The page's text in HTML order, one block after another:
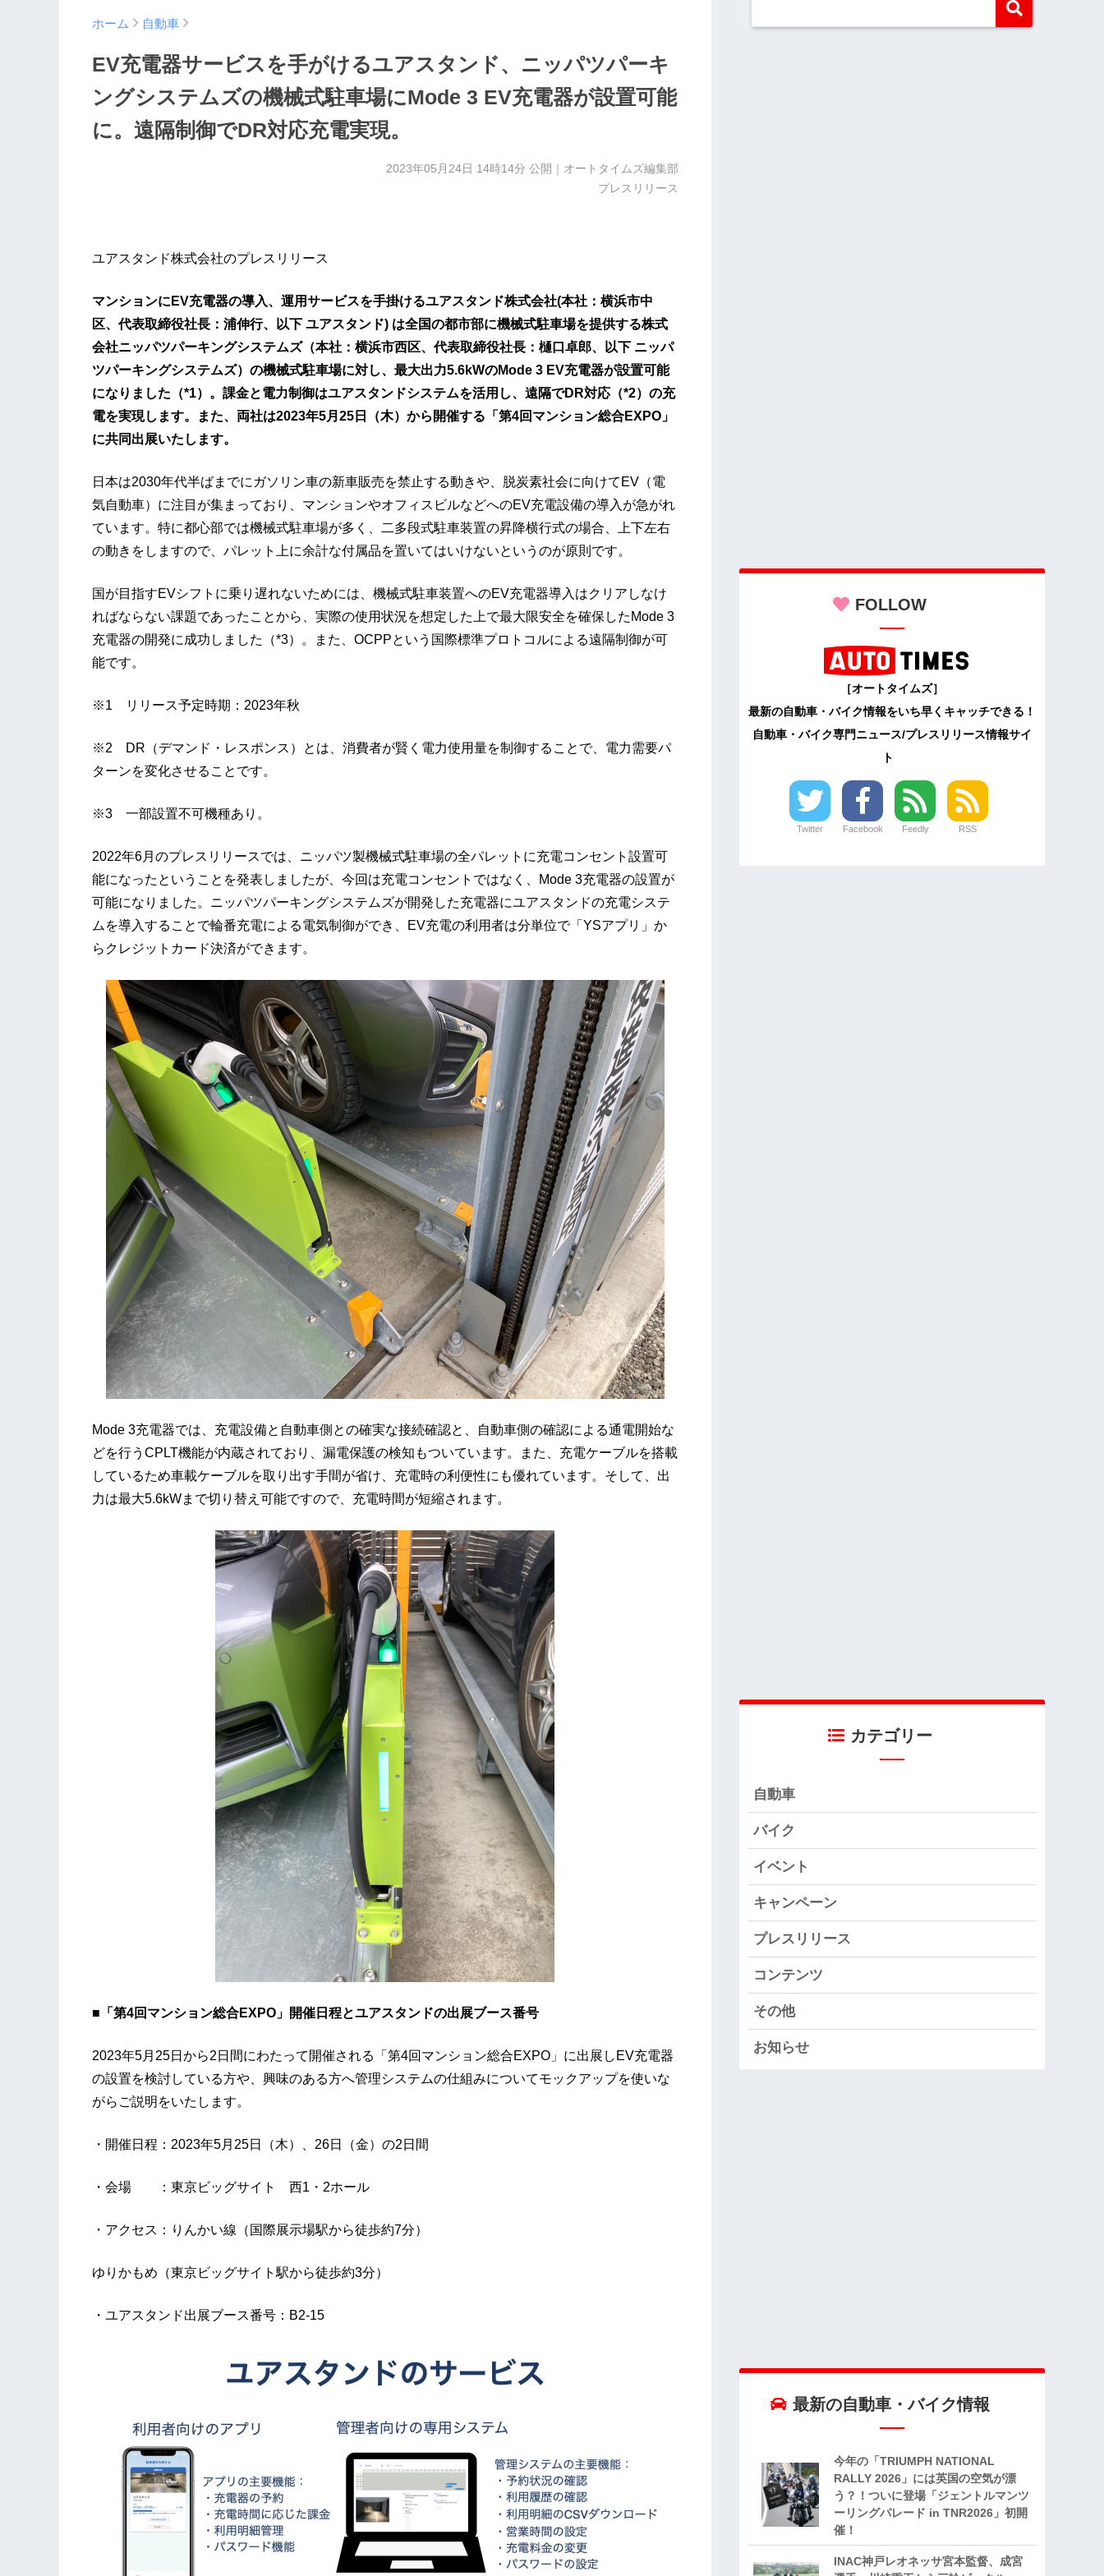
ホーム 自動車
EV充電器サービスを手がけるユアスタンド、ニッパツパーキ
ングシステムズの機械式駐車場にMode 3 EV充電器が設置可能
に。遠隔制御でDR対応充電実現。
2023年05月24日 14時14分 公開｜オートタイムズ編集部
プレスリリース
ユアスタンド株式会社のプレスリリース
マンションにEV充電器の導入、運用サービスを手掛けるユアスタンド株式会社(本社：横浜市中
区、代表取締役社長：浦伸行、以下 ユアスタンド) は全国の都市部に機械式駐車場を提供する株式
会社ニッパツパーキングシステムズ（本社：横浜市西区、代表取締役社長：樋口卓郎、以下 ニッパ
ツパーキングシステムズ）の機械式駐車場に対し、最大出力5.6kWのMode 3 EV充電器が設置可能
になりました（*1）。課金と電力制御はユアスタンドシステムを活用し、遠隔でDR対応（*2）の充
電を実現します。また、両社は2023年5月25日（木）から開催する「第4回マンション総合EXPO」
に共同出展いたします。
日本は2030年代半ばまでにガソリン車の新車販売を禁止する動きや、脱炭素社会に向けてEV（電
気自動車）に注目が集まっており、マンションやオフィスビルなどへのEV充電設備の導入が急がれ
ています。特に都心部では機械式駐車場が多く、二多段式駐車装置の昇降横行式の場合、上下左右
の動きをしますので、パレット上に余計な付属品を置いてはいけないというのが原則です。
国が目指すEVシフトに乗り遅れないためには、機械式駐車装置へのEV充電器導入はクリアしなけ
ればならない課題であったことから、実際の使用状況を想定した上で最大限安全を確保したMode 3
充電器の開発に成功しました（*3）。また、OCPPという国際標準プロトコルによる遠隔制御が可
能です。
※1 リリース予定時期：2023年秋
※2 DR（デマンド・レスポンス）とは、消費者が賢く電力使用量を制御することで、電力需要パ
ターンを変化させることです。
※3 一部設置不可機種あり。
2022年6月のプレスリリースでは、ニッパツ製機械式駐車場の全パレットに充電コンセント設置可
能になったということを発表しましたが、今回は充電コンセントではなく、Mode 3充電器の設置が
可能になりました。ニッパツパーキングシステムズが開発した充電器にユアスタンドの充電システ
ムを導入することで輪番充電による電気制御ができ、EV充電の利用者は分単位で「YSアプリ」か
らクレジットカード決済ができます。
Mode 3充電器では、充電設備と自動車側との確実な接続確認と、自動車側の確認による通電開始な
どを行うCPLT機能が内蔵されており、漏電保護の検知もついています。また、充電ケーブルを搭載
しているため車載ケーブルを取り出す手間が省け、充電時の利便性にも優れています。そして、出
力は最大5.6kWまで切り替え可能ですので、充電時間が短縮されます。
■「第4回マンション総合EXPO」開催日程とユアスタンドの出展ブース番号
2023年5月25日から2日間にわたって開催される「第4回マンション総合EXPO」に出展しEV充電器
の設置を検討している方や、興味のある方へ管理システムの仕組みについてモックアップを使いな
がらご説明をいたします。
・開催日程：2023年5月25日（木）、26日（金）の2日間
・会場 ：東京ビッグサイト 西1・2ホール
・アクセス：りんかい線（国際展示場駅から徒歩約7分）
ゆりかもめ（東京ビッグサイト駅から徒歩約3分）
・ユアスタンド出展ブース番号：B2-15
FOLLOW
［オートタイムズ］
最新の自動車・バイク情報をいち早くキャッチできる！
自動車・バイク専門ニュース/プレスリリース情報サイ
ト
Twitter Facebook Feedly RSS
カテゴリー
自動車
バイク
イベント
キャンペーン
プレスリリース
コンテンツ
その他
お知らせ
最新の自動車・バイク情報
今年の「TRIUMPH NATIONAL
RALLY 2026」には英国の空気が漂
う？！ついに登場「ジェントルマンツ
ーリングパレード in TNR2026」初開
催！
INAC神戸レオネッサ宮本監督、成宮